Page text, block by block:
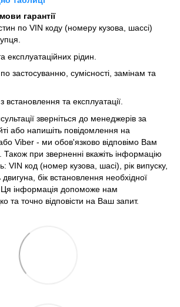
гарантії
по VIN коду (номеру кузова, шассі)
експлуатаційних рідин.
по застосуванню, сумісності, замінам та
з встановлення та експлуатації.
зверніться до менеджерів за
або напишіть повідомлення на
Viber - ми обов'язково відповімо Вам
при зверненні вкажіть інформацію
VIN код (номер кузова, шасі), рік випуску,
бік встановлення необхідної
Ця інформація допоможе нам
та точно відповісти на Ваш запит.